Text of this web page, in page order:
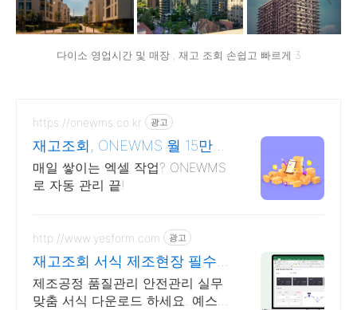
다이소 영업시간 및 매장 , 재고 조회 손쉽고 빠르게 3
https://onewms.co.kr 광고
재고조회, ONEWMS 월 15만원
이상 아끼세요!
매일 쌓이는 엑셀 작업? ONEWMS
로 자동 관리 끝!
http://www.yesform.com 광고
재고조회 서식 제조현장 필수
문서
제조공정 품질관리 안전관리 실무
맞춤 서식 다운로드 하세요. 예스